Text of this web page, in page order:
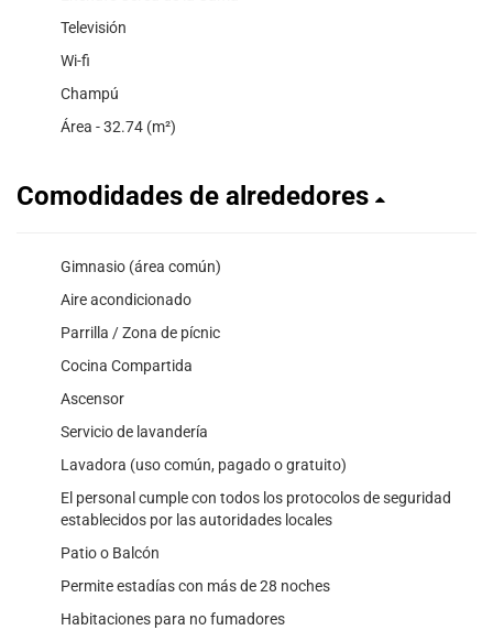
Televisión
Wi-fi
Champú
Área - 32.74 (m²)
Comodidades de alrededores
Gimnasio (área común)
Aire acondicionado
Parrilla / Zona de pícnic
Cocina Compartida
Ascensor
Servicio de lavandería
Lavadora (uso común, pagado o gratuito)
El personal cumple con todos los protocolos de seguridad
establecidos por las autoridades locales
Patio o Balcón
Permite estadías con más de 28 noches
Habitaciones para no fumadores